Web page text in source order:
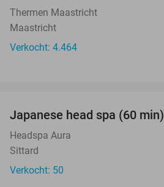
Thermen Maastricht
Maastricht
Verkocht: 4.464
Japanese head spa (60 min)
Headspa Aura
Sittard
Verkocht: 50